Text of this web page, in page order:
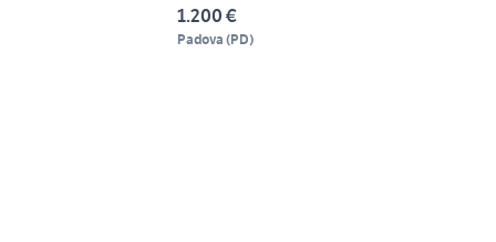
1.200 €
Padova (PD)